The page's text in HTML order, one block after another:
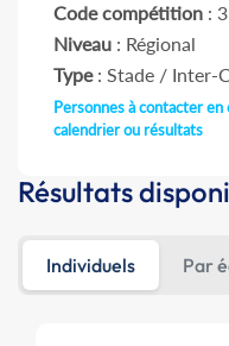
Code compétition :
Niveau : Régional
Type: Stade / Inter-
Personnes à contacter
calendrier ou résultats
Résultats
Individuels Par